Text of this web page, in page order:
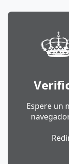
Espere un